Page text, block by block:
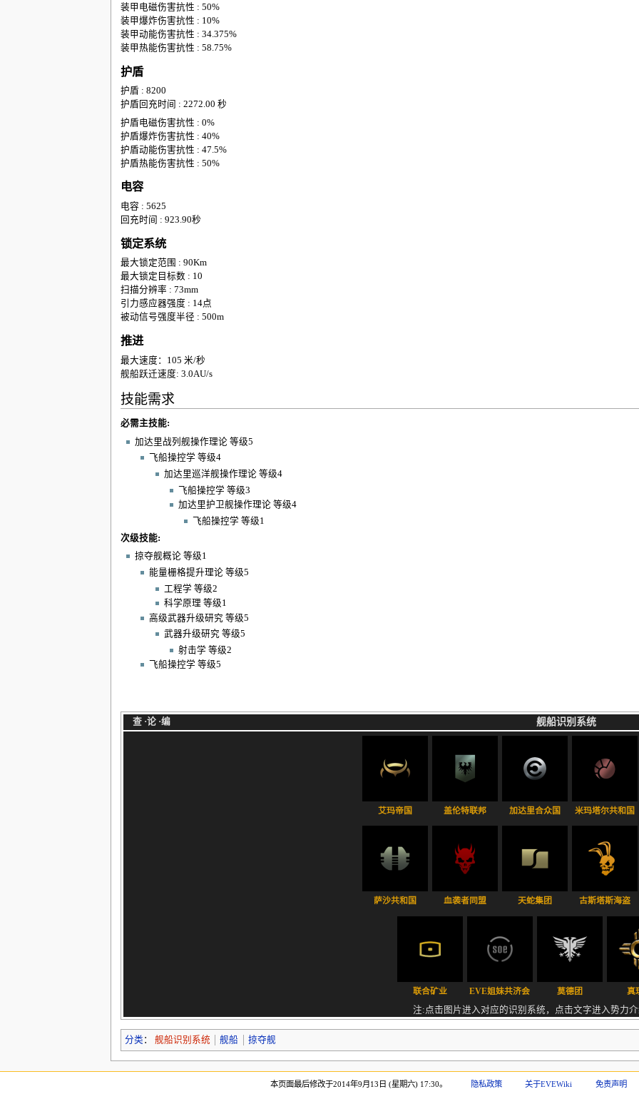
装甲电磁伤害抗性 : 50%
装甲爆炸伤害抗性 : 10%
装甲动能伤害抗性 : 34.375%
装甲热能伤害抗性 : 58.75%
护盾
护盾 : 8200
护盾回充时间 : 2272.00 秒
护盾电磁伤害抗性 : 0%
护盾爆炸伤害抗性 : 40%
护盾动能伤害抗性 : 47.5%
护盾热能伤害抗性 : 50%
电容
电容 : 5625
回充时间 : 923.90秒
锁定系统
最大锁定范围 : 90Km
最大锁定目标数 : 10
扫描分辨率 : 73mm
引力感应器强度 : 14点
被动信号强度半径 : 500m
推进
最大速度：105 米/秒
舰船跃迁速度: 3.0AU/s
技能需求
必需主技能:
加达里战列舰操作理论 等级5
飞船操控学 等级4
加达里巡洋舰操作理论 等级4
飞船操控学 等级3
加达里护卫舰操作理论 等级4
飞船操控学 等级1
次级技能:
掠夺舰概论 等级1
能量栅格提升理论 等级5
工程学 等级2
科学原理 等级1
高级武器升级研究 等级5
武器升级研究 等级5
射击学 等级2
飞船操控学 等级5
查·论·编 舰船识别系统
艾玛帝国 盖伦特联邦 加达里合众国 米玛塔尔共和国
萨沙共和国 血袭者同盟 天蛇集团 古斯塔斯海盗
联合矿业 EVE姐妹共济会 莫德团
真
注:点击图片进入对应的识别系统，点击文字进入势力
分类 ： 舰船识别系统 舰船 掠夺舰
本页面最后修改于2014年9月13日 (星期六) 17:30。 隐私政策 关于EVEWiki 免责声明